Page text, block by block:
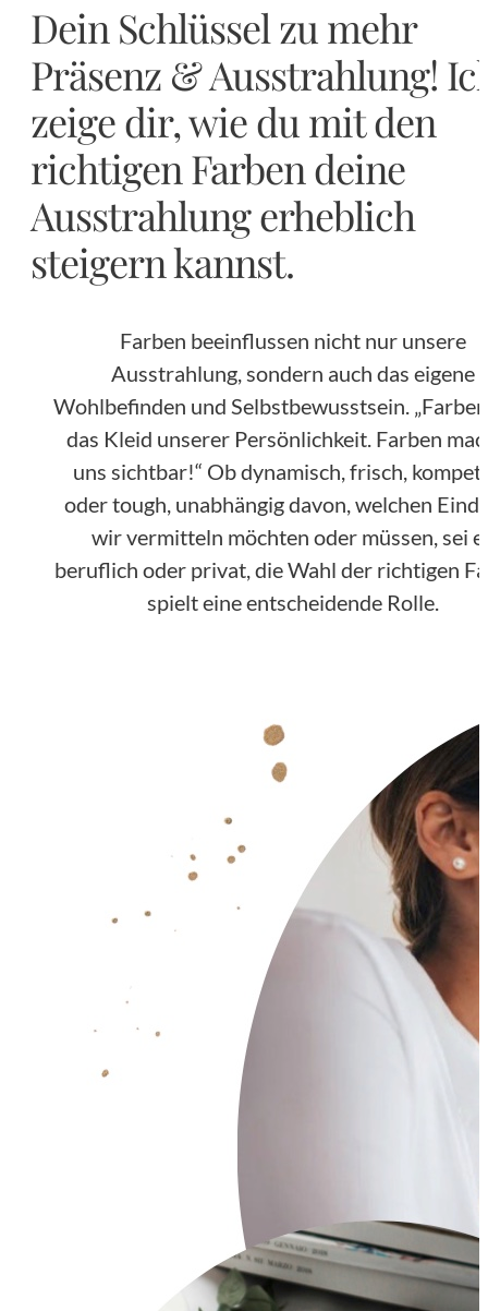
Dein Schlüssel zu mehr
Präsenz & Ausstrahlung!
zeige dir, wie du mit den
richtigen Farben deine
Ausstrahlung erheblich
steigern kannst.
Farben beeinflussen nicht nur unsere
Ausstrahlung, sondern auch das eigene
Wohlbefinden und Selbstbewusstsein.
das Kleid unserer Persönlichkeit. Farben
uns sichtbar!“ Ob dynamisch, frisch,
oder tough, unabhängig davon, welchen
wir vermitteln möchten oder müssen, sei
beruflich oder privat, die Wahl der richtigen
spielt eine entscheidende Rolle.